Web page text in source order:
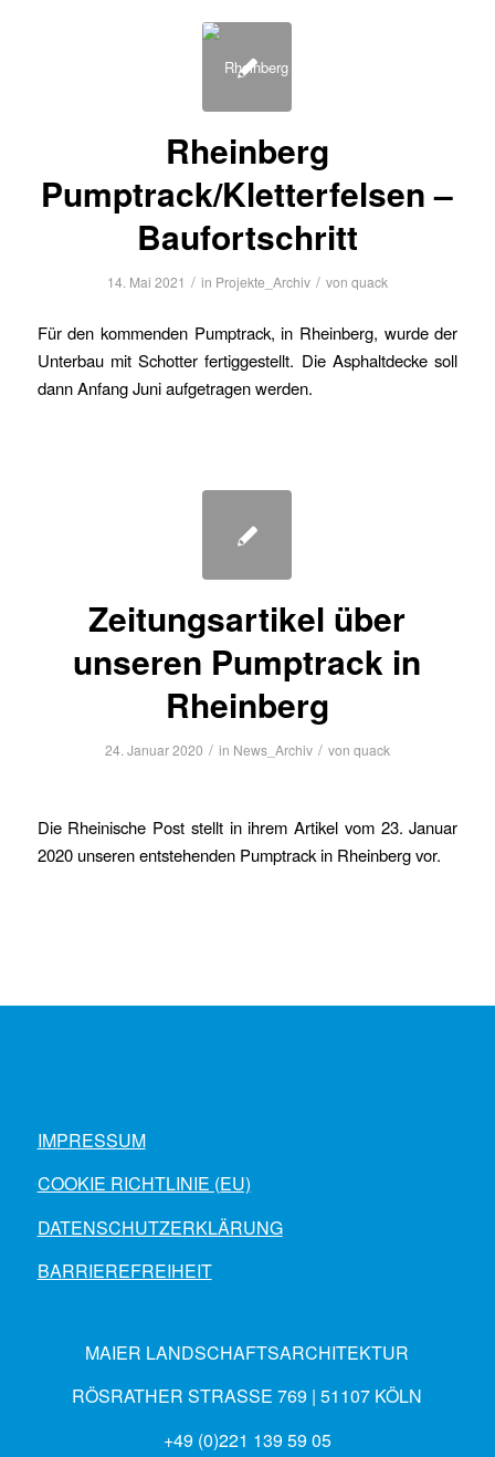
Rheinberg
Pumptrack/Kletterfelsen –
Baufortschritt
14. Mai 2021 / in Projekte_Archiv / von quack
Für den kommenden Pumptrack, in Rheinberg, wurde der
Unterbau mit Schotter fertiggestellt. Die Asphaltdecke soll
dann Anfang Juni aufgetragen werden.
Zeitungsartikel über
unseren Pumptrack in
Rheinberg
24. Januar 2020 / in News_Archiv / von quack
Die Rheinische Post stellt in ihrem Artikel vom 23. Januar
2020 unseren entstehenden Pumptrack in Rheinberg vor.
IMPRESSUM
COOKIE RICHTLINIE (EU)
DATENSCHUTZERKLÄRUNG
BARRIEREFREIHEIT
MAIER LANDSCHAFTSARCHITEKTUR
RÖSRATHER STRASSE 769 | 51107 KÖLN
+49 (0)221 139 59 05